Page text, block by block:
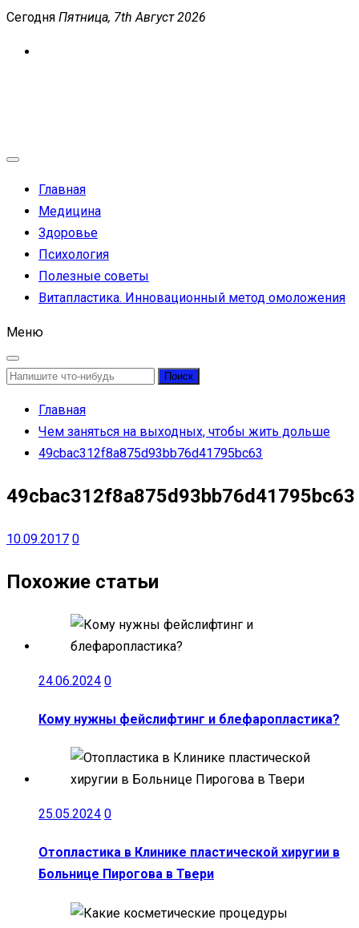
Перейти
Сегодня Пятница, 7th Август 2026
Главная
Медицина
Здоровье
Психология
Полезные советы
Витапластика. Инновационный метод омоложения
Меню
Найти:
Главная
Чем заняться на выходных, чтобы жить дольше
49cbac312f8a875d93bb76d41795bc63
49cbac312f8a875d93bb76d41795bc63
10.09.2017 0
Похожие статьи
24.06.2024 0
Кому нужны фейслифтинг и блефаропластика?
25.05.2024 0
Отопластика в Клинике пластической хиругии в
Больнице Пирогова в Твери